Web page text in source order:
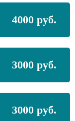
4000 руб.
3000 руб.
3000 руб.